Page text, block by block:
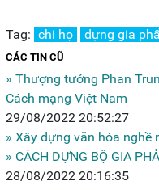
Tag: chi họ dựng gia
CÁC TIN CŨ
» Thượng tướng Phan
Cách mạng Việt Nam
29/08/2022 20:52:27
» Xây dựng văn hóa nghề
» CÁCH DỰNG BỘ GIA
28/08/2022 20:16:35